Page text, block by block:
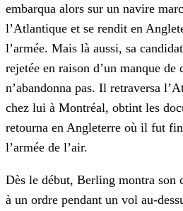
embarqua alors sur un navire
l’Atlantique et se rendit en
l’armée. Mais là aussi, sa
rejetée en raison d’un manque
n’abandonna pas. Il retraversa
chez lui à Montréal, obtint les
retourna en Angleterre où il fut
l’armée de l’air.
Dès le début, Berling montra son
à un ordre pendant un vol au-